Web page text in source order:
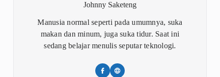
Johnny Saketeng
Manusia normal seperti pada umumnya, suka
makan dan minum, juga suka tidur. Saat ini
sedang belajar menulis seputar teknologi.